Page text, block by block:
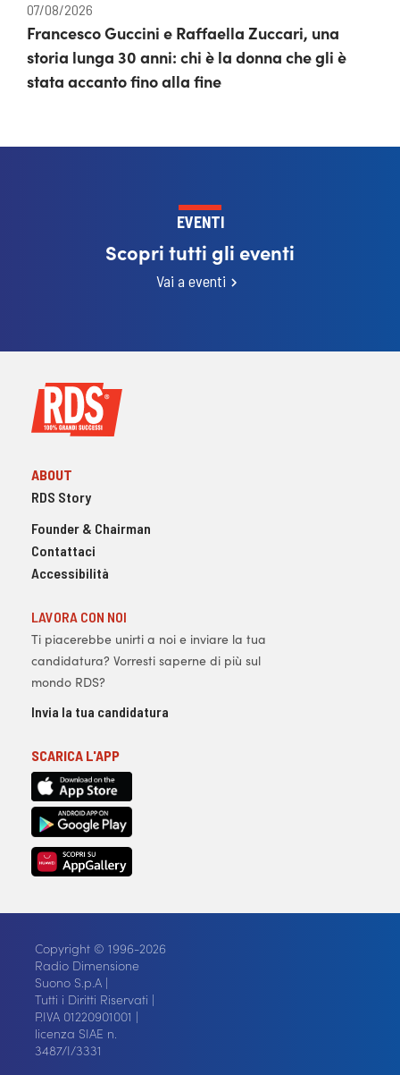
07/08/2026
Francesco Guccini e Raffaella Zuccari, una
storia lunga 30 anni: chi è la donna che gli è
stata accanto fino alla fine
EVENTI
Scopri tutti gli eventi
Vai a eventi
ABOUT
RDS Story
Founder & Chairman
Contattaci
Accessibilità
LAVORA CON NOI
Ti piacerebbe unirti a noi e inviare la tua
candidatura? Vorresti saperne di più sul
mondo RDS?
Invia la tua candidatura
SCARICA L'APP
Copyright © 1996-2026
Radio Dimensione
Suono S.p.A |
Tutti i Diritti Riservati |
P.IVA 01220901001 |
licenza SIAE n.
3487/I/3331